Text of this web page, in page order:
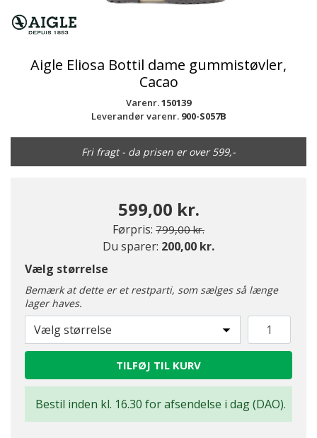
Aigle Eliosa Bottil dame gummistøvler,
Cacao
Varenr.150139
Leverandør varenr. 900-S057B
Fri fragt - da prisen er over 599,-
599,00 kr.
Førpris: Pris nedsat fra
799,00 kr.til
Du sparer: 200,00 kr.
Vælg størrelse
Bemærk at dette er et restparti, som sælges så længe
lager haves.
Vælg størrelse
TILFØJ TIL KURV
Bestil inden kl. 16.30 for afsendelse i dag (DAO).